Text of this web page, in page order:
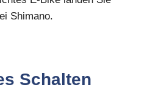
Shimano.
Schalten